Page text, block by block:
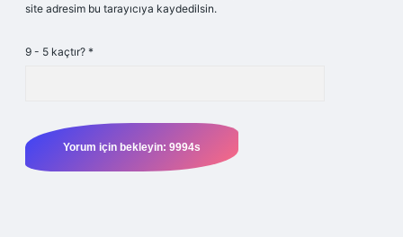
site adresim bu tarayıcıya kaydedilsin.
9 - 5 kaçtır? *